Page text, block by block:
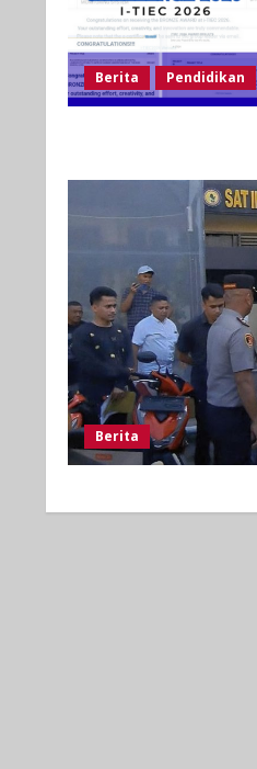
Berita Pendidikan
Berita